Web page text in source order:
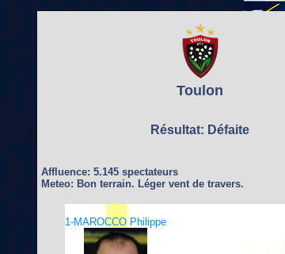
Toulon
Résultat: Défaite
Affluence: 5.145 spectateurs
Meteo: Bon terrain. Léger vent de travers.
1-MAROCCO Philippe